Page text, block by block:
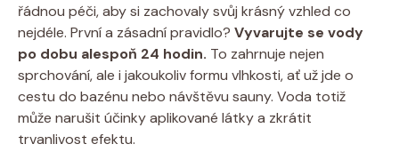
řádnou péči, aby si zachovaly svůj krásný vzhled co
nejdéle. První a zásadní pravidlo? Vyvarujte se vody
po dobu alespoň 24 hodin. To zahrnuje nejen
sprchování, ale i jakoukoliv formu vlhkosti, ať už jde o
cestu do bazénu nebo návštěvu sauny. Voda totiž
může narušit účinky aplikované látky a zkrátit
trvanlivost efektu.